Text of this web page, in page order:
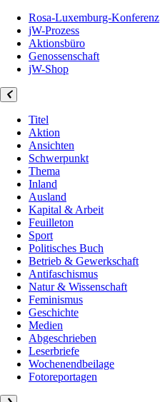
Rosa-Luxemburg-Konferenz
jW-Prozess
Aktionsbüro
Genossenschaft
jW-Shop
Titel
Aktion
Ansichten
Schwerpunkt
Thema
Inland
Ausland
Kapital & Arbeit
Feuilleton
Sport
Politisches Buch
Betrieb & Gewerkschaft
Antifaschismus
Natur & Wissenschaft
Feminismus
Geschichte
Medien
Abgeschrieben
Leserbriefe
Wochenendbeilage
Fotoreportagen